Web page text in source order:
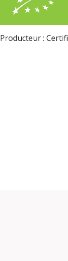
Producteur :